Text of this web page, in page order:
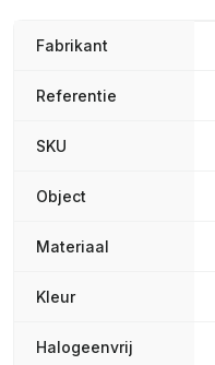
Fabrikant
Referentie
SKU
Object
Materiaal
Kleur
Halogeenvrij